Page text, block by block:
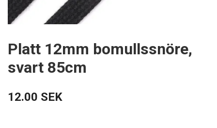
Platt 12mm bomullssnöre,
svart 85cm
12.00 SEK